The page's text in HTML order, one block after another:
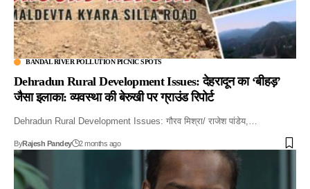
BANDAL RIVER POLLUTION PICNIC SPOTS
Dehradun Rural Development Issues: देहरादून का ‘बीहड़’
जैसा इलाका: व्यवस्था की बेरुखी पर ग्राउंड रिपोर्ट
Dehradun Rural Development Issues: गौरव मिश्रा/ राजेश पांडेय,…
ByRajesh Pandey 2 months ago